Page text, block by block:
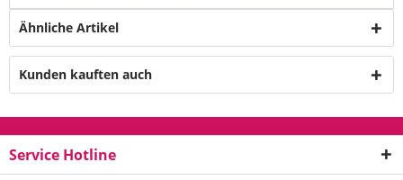
Ähnliche Artikel
Kunden kauften auch
Service Hotline